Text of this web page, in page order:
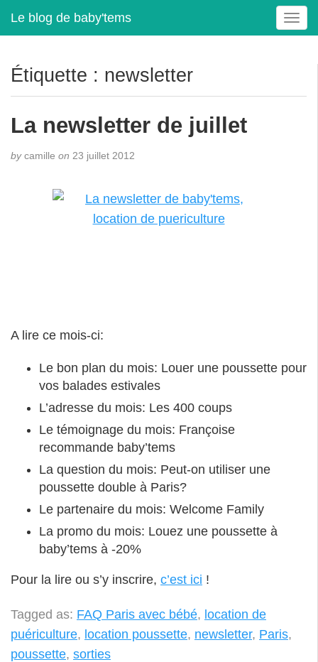
Le blog de baby'tems
T
o
e
Étiquette : newsletter
La newsletter de juillet
bycamille on 23 juillet 2012
A lire ce mois-ci:
Le bon plan du mois: Louer une poussette pour
vos balades estivales
L’adresse du mois: Les 400 coups
Le témoignage du mois: Françoise
recommande baby’tems
La question du mois: Peut-on utiliser une
poussette double à Paris?
Le partenaire du mois: Welcome Family
La promo du mois: Louez une poussette à
baby’tems à -20%
Pour la lire ou s’y inscrire, c’est ici !
Tagged as: FAQ Paris avec bébé, location de
puériculture, location poussette, newsletter, Paris,
poussette, sorties